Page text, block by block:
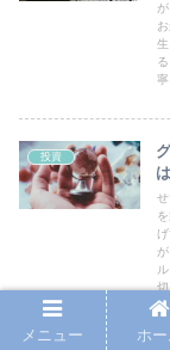
寧
投資
切
メニュー ホー